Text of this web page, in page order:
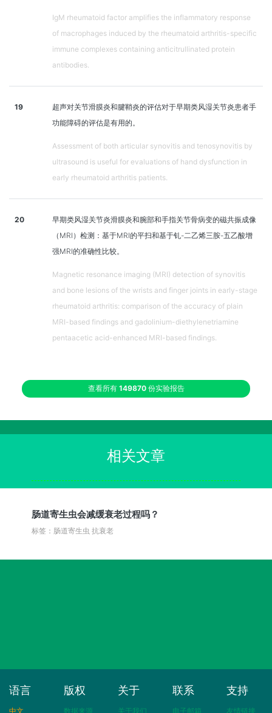
IgM rheumatoid factor amplifies the inflammatory response
of macrophages induced by the rheumatoid arthritis-specific
immune complexes containing anticitrullinated protein
antibodies.
19
超声对关节滑膜炎和腱鞘炎的评估对于早期类风湿关节炎患者手
功能障碍的评估是有用的。
Assessment of both articular synovitis and tenosynovitis by
ultrasound is useful for evaluations of hand dysfunction in
early rheumatoid arthritis patients.
20
早期类风湿关节炎滑膜炎和腕部和手指关节骨病变的磁共振成像
（MRI）检测：基于MRI的平扫和基于钆-二乙烯三胺-五乙酸增
强MRI的准确性比较。
Magnetic resonance imaging (MRI) detection of synovitis
and bone lesions of the wrists and finger joints in early-stage
rheumatoid arthritis: comparison of the accuracy of plain
MRI-based findings and gadolinium-diethylenetriamine
pentaacetic acid-enhanced MRI-based findings.
查看所有 149870份实验报告
相关文章
肠道寄生虫会减缓衰老过程吗？
标签：肠道寄生虫 抗衰老
语言
中文
版权
数据来源
关于
关于我们
联系
电子邮箱
支持
友情链接